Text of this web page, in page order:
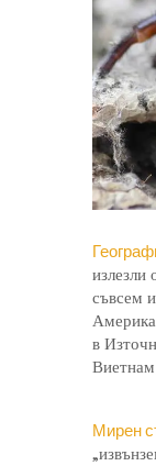
излезли
съвсем
в
Мирен